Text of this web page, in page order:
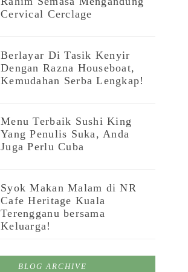
Cervical Cerclage
Berlayar Di Tasik Kenyir
Dengan Razna Houseboat,
Kemudahan Serba Lengkap!
Menu Terbaik Sushi King
Yang Penulis Suka, Anda
Juga Perlu Cuba
Syok Makan Malam di NR
Cafe Heritage Kuala
Terengganu bersama
Keluarga!
BLOG ARCHIVE